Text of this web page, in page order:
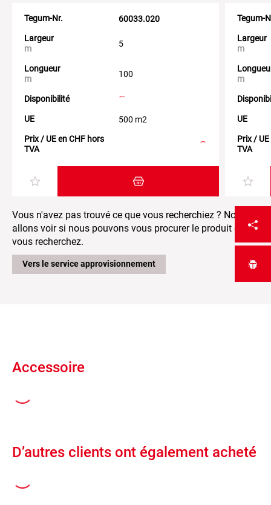
Tegum-Nr.
60033.020
Largeur
m
5
Longueur
m
100
Disponibilité
UE
500 m2
Prix / UE en CHF hors
TVA
Ajouter au panier
Tegum-
Largeur
m
m
UE
Prix /
TVA
Vous n'avez pas trouvé ce que vous recherchiez ? Nous
allons voir si nous pouvons vous procurer le produit que
vous recherchez.
Vers le service approvisionnement
Accessoire
D’autres clients ont également acheté